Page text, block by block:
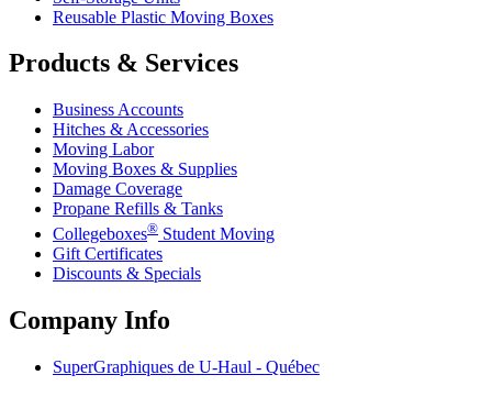
Reusable Plastic Moving Boxes
Products & Services
Business Accounts
Hitches & Accessories
Moving Labor
Moving Boxes & Supplies
Damage Coverage
Propane Refills & Tanks
Collegeboxes® Student Moving
Gift Certificates
Discounts & Specials
Company Info
SuperGraphiques de U-Haul - Québec